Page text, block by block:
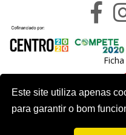
Este site utiliza apenas
para garantir o bom